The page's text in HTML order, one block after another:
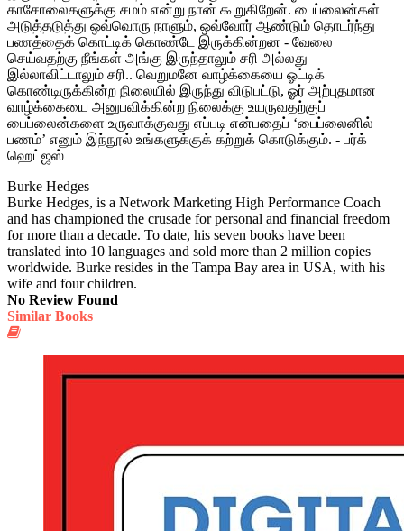
காசோலைகளுக்கு சமம் என்று நான் கூறுகிறேன். பைப்லைன்கள்
அடுத்தடுத்து ஒவ்வொரு நாளும், ஒவ்வோர் ஆண்டும் தொடர்ந்து
பணத்தைக் கொட்டிக் கொண்டே இருக்கின்றன - வேலை
செய்வதற்கு நீங்கள் அங்கு இருந்தாலும் சரி அல்லது
இல்லாவிட்டாலும் சரி.. வெறுமனே வாழ்க்கையை ஓட்டிக்
கொண்டிருக்கின்ற நிலையில் இருந்து விடுபட்டு, ஓர் அற்புதமான
வாழ்க்கையை அனுபவிக்கின்ற நிலைக்கு உயருவதற்குப்
பைப்லைன்களை உருவாக்குவது எப்படி என்பதைப் ‘பைப்லைனில்
பணம்’ எனும் இந்நூல் உங்களுக்குக் கற்றுக் கொடுக்கும். - பர்க்
ஹெட்ஜஸ்
Burke Hedges
Burke Hedges, is a Network Marketing High Performance Coach
and has championed the crusade for personal and financial freedom
for more than a decade. To date, his seven books have been
translated into 10 languages and sold more than 2 million copies
worldwide. Burke resides in the Tampa Bay area in USA, with his
wife and four children.
No Review Found
Similar Books